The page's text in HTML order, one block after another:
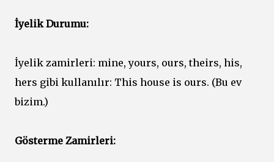
İyelik Durumu:
İyelik zamirleri: mine, yours, ours, theirs, his,
hers gibi kullanılır: This house is ours. (Bu ev
bizim.)
Gösterme Zamirleri: